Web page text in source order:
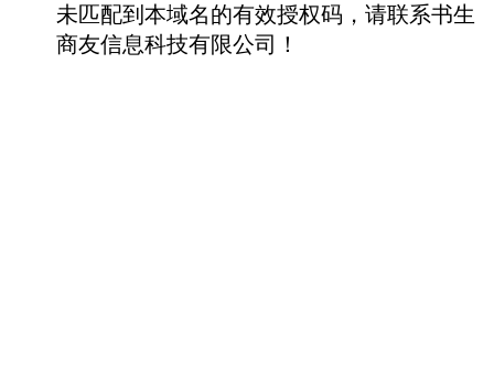
未匹配到本域名的有效授权码，请联系书生
商友信息科技有限公司！